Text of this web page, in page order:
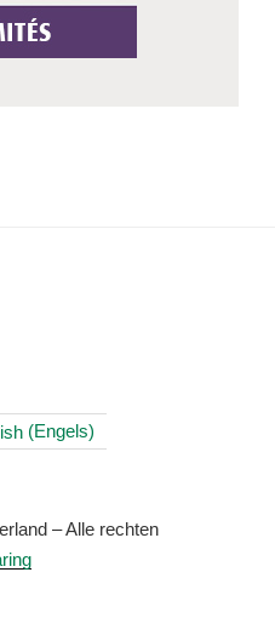
(Engels)
– Alle rechten